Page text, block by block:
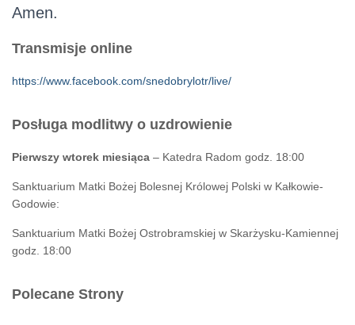
Amen.
Transmisje online
https://www.facebook.com/snedobrylotr/live/
Posługa modlitwy o uzdrowienie
Pierwszy wtorek miesiąca – Katedra Radom godz. 18:00
Sanktuarium Matki Bożej Bolesnej Królowej Polski w Kałkowie-
Godowie:
Sanktuarium Matki Bożej Ostrobramskiej w Skarżysku-Kamiennej
godz. 18:00
Polecane Strony